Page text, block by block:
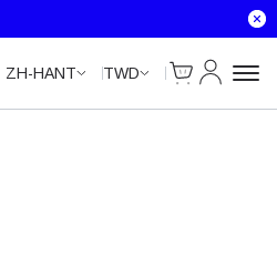
ZH-HANT TWD
Cart
我的帳戶